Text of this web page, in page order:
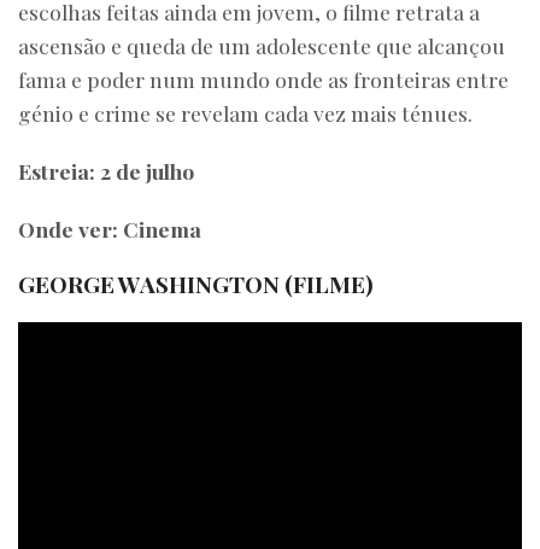
escolhas feitas ainda em jovem, o filme retrata a
ascensão e queda de um adolescente que alcançou
fama e poder num mundo onde as fronteiras entre
génio e crime se revelam cada vez mais ténues.
Estreia: 2 de julho
Onde ver: Cinema
GEORGE WASHINGTON (FILME)